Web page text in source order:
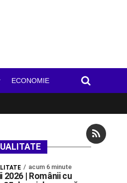
ECONOMIE
acum 6 minute
2026 | Românii cu